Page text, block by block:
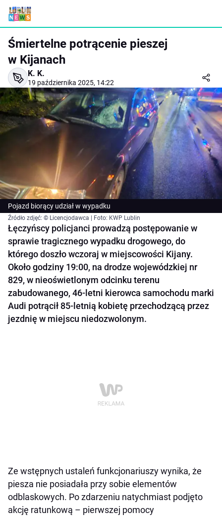
Śmiertelne potrącenie pieszej
w Kijanach
K. K.
19 października 2025, 14:22
Pojazd biorący udział w wypadku
Źródło zdjęć: © Licencjodawca | Foto: KWP Lublin
Łęczyńscy policjanci prowadzą postępowanie w
sprawie tragicznego wypadku drogowego, do
którego doszło wczoraj w miejscowości Kijany.
Około godziny 19:00, na drodze wojewódzkiej nr
829, w nieoświetlonym odcinku terenu
zabudowanego, 46-letni kierowca samochodu marki
Audi potrącił 85-letnią kobietę przechodzącą przez
jezdnię w miejscu niedozwolonym.
Ze wstępnych ustaleń funkcjonariuszy wynika, że
piesza nie posiadała przy sobie elementów
odblaskowych. Po zdarzeniu natychmiast podjęto
akcję ratunkową – pierwszej pomocy